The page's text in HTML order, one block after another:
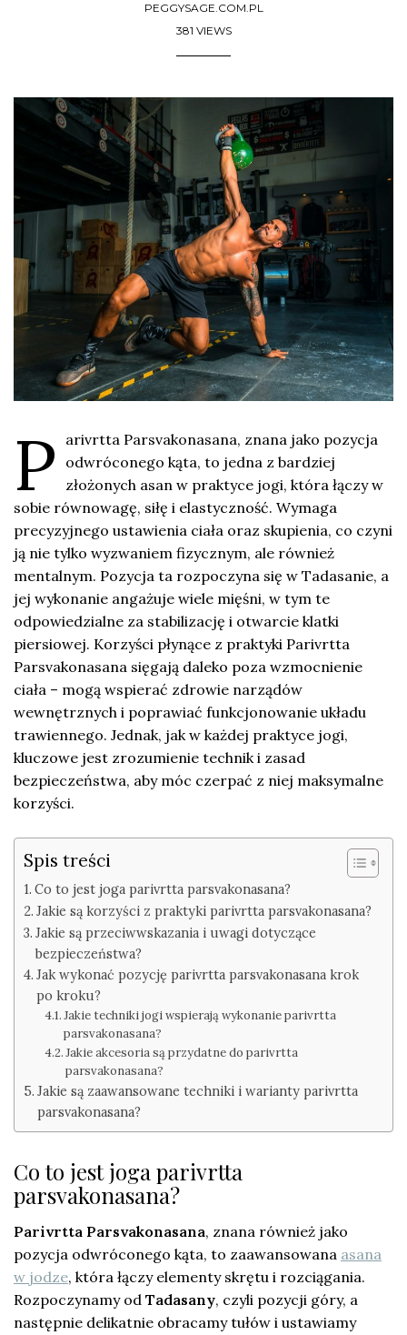
PEGGYSAGE.COM.PL
381 VIEWS
P
arivrtta Parsvakonasana, znana jako pozycja
odwróconego kąta, to jedna z bardziej
złożonych asan w praktyce jogi, która łączy w
sobie równowagę, siłę i elastyczność. Wymaga
precyzyjnego ustawienia ciała oraz skupienia, co czyni
ją nie tylko wyzwaniem fizycznym, ale również
mentalnym. Pozycja ta rozpoczyna się w Tadasanie, a
jej wykonanie angażuje wiele mięśni, w tym te
odpowiedzialne za stabilizację i otwarcie klatki
piersiowej. Korzyści płynące z praktyki Parivrtta
Parsvakonasana sięgają daleko poza wzmocnienie
ciała – mogą wspierać zdrowie narządów
wewnętrznych i poprawiać funkcjonowanie układu
trawiennego. Jednak, jak w każdej praktyce jogi,
kluczowe jest zrozumienie technik i zasad
bezpieczeństwa, aby móc czerpać z niej maksymalne
korzyści.
Spis treści
Co to jest joga parivrtta parsvakonasana?
Jakie są korzyści z praktyki parivrtta parsvakonasana?
Jakie są przeciwwskazania i uwagi dotyczące
bezpieczeństwa?
Jak wykonać pozycję parivrtta parsvakonasana krok
po kroku?
Jakie techniki jogi wspierają wykonanie parivrtta
parsvakonasana?
Jakie akcesoria są przydatne do parivrtta
parsvakonasana?
Jakie są zaawansowane techniki i warianty parivrtta
parsvakonasana?
Co to jest joga parivrtta
parsvakonasana?
Parivrtta Parsvakonasana, znana również jako
pozycja odwróconego kąta, to zaawansowana asana
w jodze, która łączy elementy skrętu i rozciągania.
Rozpoczynamy od Tadasany, czyli pozycji góry, a
następnie delikatnie obracamy tułów i ustawiamy